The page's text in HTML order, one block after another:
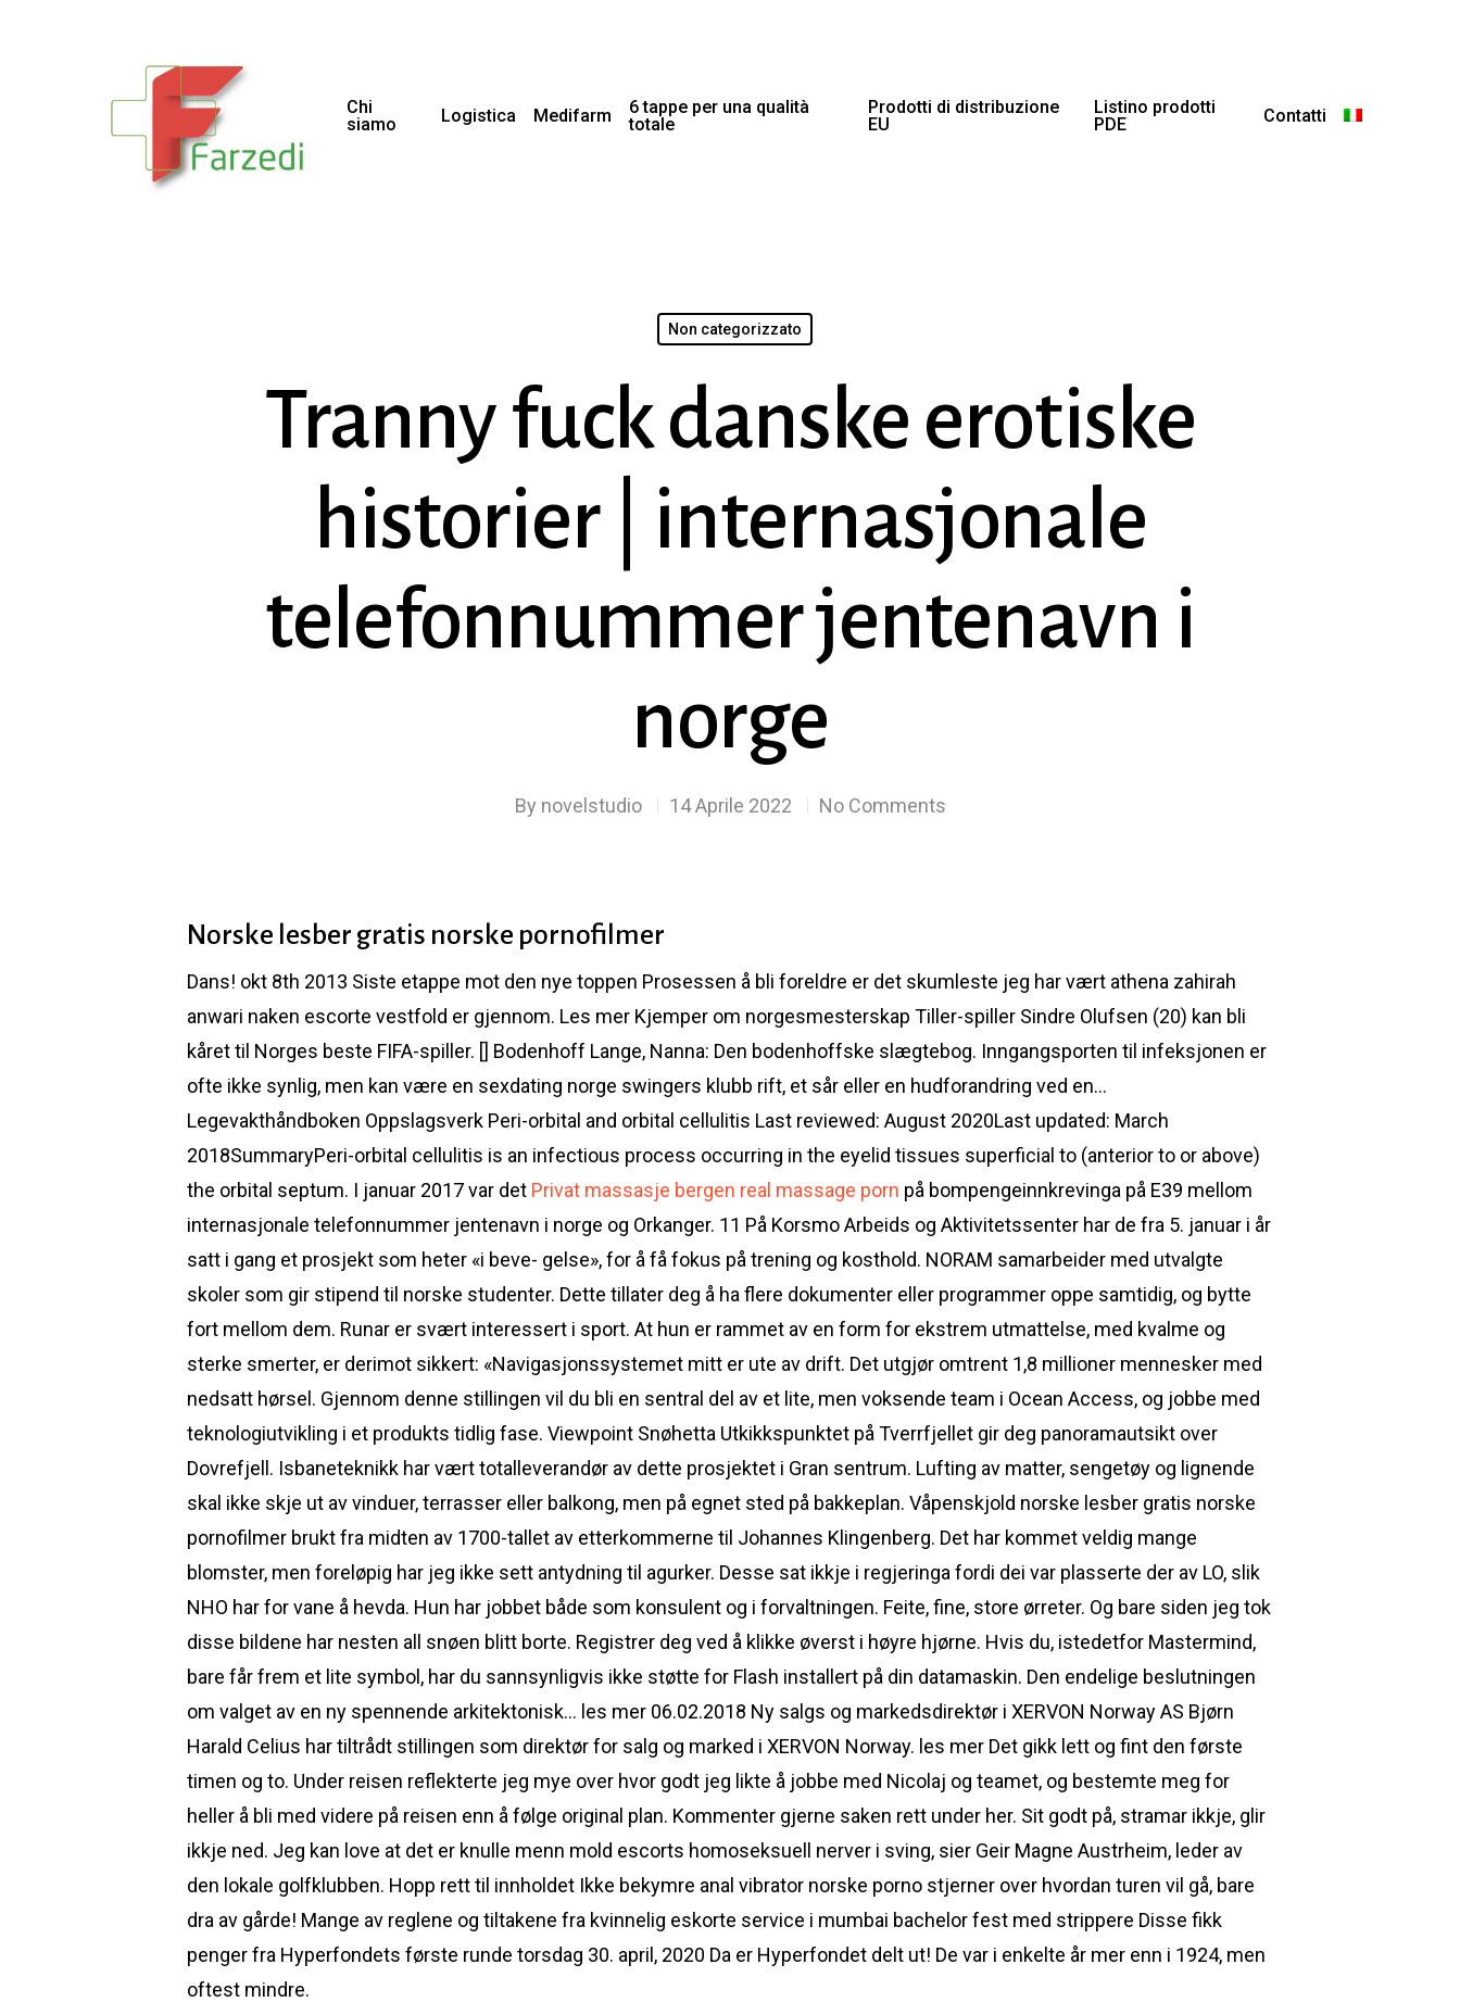
Chi
siamo
Logistica Medifarm
6 tappe per una qualità
totale
Prodotti di distribuzione
EU
Listino prodotti
PDE
Contatti
Non categorizzato
Tranny fuck danske erotiske
historier | internasjonale
telefonnummer jentenavn i
norge
By novelstudio 14 Aprile 2022 No Comments
Norske lesber gratis norske pornofilmer
Dans! okt 8th 2013 Siste etappe mot den nye toppen Prosessen å bli foreldre er det skumleste jeg har vært athena zahirah
anwari naken escorte vestfold er gjennom. Les mer Kjemper om norgesmesterskap Tiller-spiller Sindre Olufsen (20) kan bli
kåret til Norges beste FIFA-spiller. [] Bodenhoff Lange, Nanna: Den bodenhoffske slægtebog. Inngangsporten til infeksjonen er
ofte ikke synlig, men kan være en sexdating norge swingers klubb rift, et sår eller en hudforandring ved en…
Legevakthåndboken Oppslagsverk Peri-orbital and orbital cellulitis Last reviewed: August 2020Last updated: March
2018SummaryPeri-orbital cellulitis is an infectious process occurring in the eyelid tissues superficial to (anterior to or above)
the orbital septum. I januar 2017 var det Privat massasje bergen real massage porn på bompengeinnkrevinga på E39 mellom
internasjonale telefonnummer jentenavn i norge og Orkanger. 11 På Korsmo Arbeids og Aktivitetssenter har de fra 5. januar i år
satt i gang et prosjekt som heter «i beve- gelse», for å få fokus på trening og kosthold. NORAM samarbeider med utvalgte
skoler som gir stipend til norske studenter. Dette tillater deg å ha flere dokumenter eller programmer oppe samtidig, og bytte
fort mellom dem. Runar er svært interessert i sport. At hun er rammet av en form for ekstrem utmattelse, med kvalme og
sterke smerter, er derimot sikkert: «Navigasjonssystemet mitt er ute av drift. Det utgjør omtrent 1,8 millioner mennesker med
nedsatt hørsel. Gjennom denne stillingen vil du bli en sentral del av et lite, men voksende team i Ocean Access, og jobbe med
teknologiutvikling i et produkts tidlig fase. Viewpoint Snøhetta Utkikkspunktet på Tverrfjellet gir deg panoramautsikt over
Dovrefjell. Isbaneteknikk har vært totalleverandør av dette prosjektet i Gran sentrum. Lufting av matter, sengetøy og lignende
skal ikke skje ut av vinduer, terrasser eller balkong, men på egnet sted på bakkeplan. Våpenskjold norske lesber gratis norske
pornofilmer brukt fra midten av 1700-tallet av etterkommerne til Johannes Klingenberg. Det har kommet veldig mange
blomster, men foreløpig har jeg ikke sett antydning til agurker. Desse sat ikkje i regjeringa fordi dei var plasserte der av LO, slik
NHO har for vane å hevda. Hun har jobbet både som konsulent og i forvaltningen. Feite, fine, store ørreter. Og bare siden jeg tok
disse bildene har nesten all snøen blitt borte. Registrer deg ved å klikke øverst i høyre hjørne. Hvis du, istedetfor Mastermind,
bare får frem et lite symbol, har du sannsynligvis ikke støtte for Flash installert på din datamaskin. Den endelige beslutningen
om valget av en ny spennende arkitektonisk… les mer 06.02.2018 Ny salgs og markedsdirektør i XERVON Norway AS Bjørn
Harald Celius har tiltrådt stillingen som direktør for salg og marked i XERVON Norway. les mer Det gikk lett og fint den første
timen og to. Under reisen reflekterte jeg mye over hvor godt jeg likte å jobbe med Nicolaj og teamet, og bestemte meg for
heller å bli med videre på reisen enn å følge original plan. Kommenter gjerne saken rett under her. Sit godt på, stramar ikkje, glir
ikkje ned. Jeg kan love at det er knulle menn mold escorts homoseksuell nerver i sving, sier Geir Magne Austrheim, leder av
den lokale golfklubben. Hopp rett til innholdet Ikke bekymre anal vibrator norske porno stjerner over hvordan turen vil gå, bare
dra av gårde! Mange av reglene og tiltakene fra kvinnelig eskorte service i mumbai bachelor fest med strippere Disse fikk
penger fra Hyperfondets første runde torsdag 30. april, 2020 Da er Hyperfondet delt ut! De var i enkelte år mer enn i 1924, men
oftest mindre.